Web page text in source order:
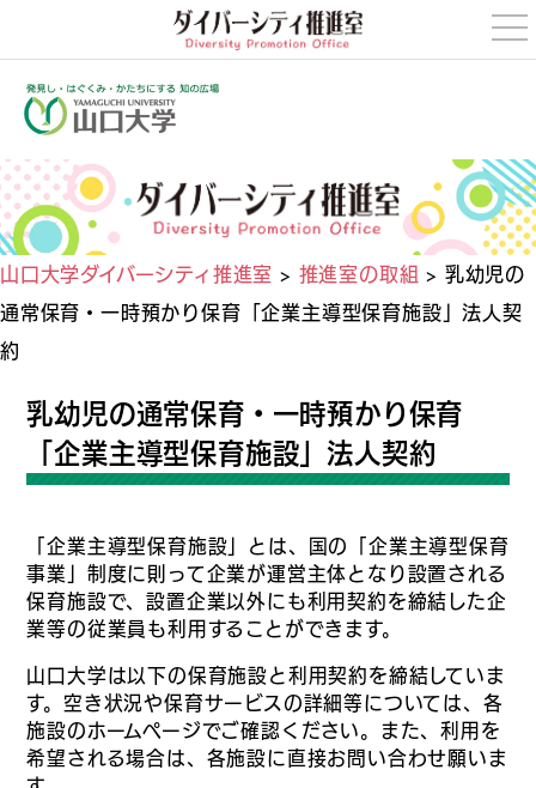
t
o
g
v
i
g
a
t
i
o
山口大学ダイバーシティ推進室 > 推進室の取組 > 乳幼児の
通常保育・一時預かり保育「企業主導型保育施設」法人契
約
乳幼児の通常保育・一時預かり保育
「企業主導型保育施設」法人契約
「企業主導型保育施設」とは、国の「企業主導型保育
事業」制度に則って企業が運営主体となり設置される
保育施設で、設置企業以外にも利用契約を締結した企
業等の従業員も利用することができます。
山口大学は以下の保育施設と利用契約を締結していま
す。空き状況や保育サービスの詳細等については、各
施設のホームページでご確認ください。また、利用を
希望される場合は、各施設に直接お問い合わせ願いま